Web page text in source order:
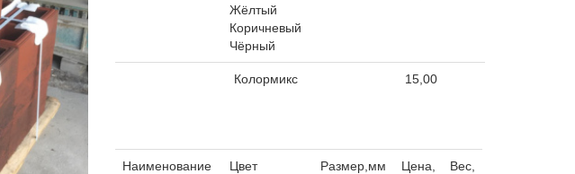
Жёлтый
Коричневый
Чёрный
Колормикс 15,00
Наименование Цвет Размер,мм
Цена,
Вес,